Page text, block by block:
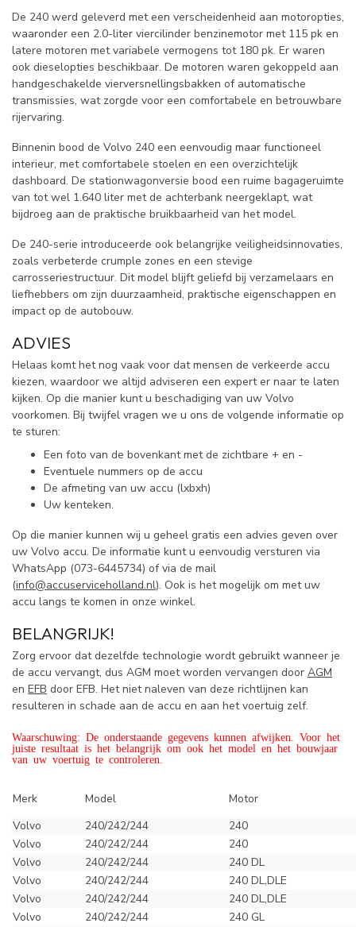
De 240 werd geleverd met een verscheidenheid aan motoropties,
waaronder een 2.0-liter viercilinder benzinemotor met 115 pk en
latere motoren met variabele vermogens tot 180 pk. Er waren
ook dieselopties beschikbaar. De motoren waren gekoppeld aan
handgeschakelde vierversnellingsbakken of automatische
transmissies, wat zorgde voor een comfortabele en betrouwbare
rijervaring.
Binnenin bood de Volvo 240 een eenvoudig maar functioneel
interieur, met comfortabele stoelen en een overzichtelijk
dashboard. De stationwagonversie bood een ruime bagageruimte
van tot wel 1.640 liter met de achterbank neergeklapt, wat
bijdroeg aan de praktische bruikbaarheid van het model.
De 240-serie introduceerde ook belangrijke veiligheidsinnovaties,
zoals verbeterde crumple zones en een stevige
carrosseriestructuur. Dit model blijft geliefd bij verzamelaars en
liefhebbers om zijn duurzaamheid, praktische eigenschappen en
impact op de autobouw.
ADVIES
Helaas komt het nog vaak voor dat mensen de verkeerde accu
kiezen, waardoor we altijd adviseren een expert er naar te laten
kijken. Op die manier kunt u beschadiging van uw Volvo
voorkomen. Bij twijfel vragen we u ons de volgende informatie op
te sturen:
Een foto van de bovenkant met de zichtbare + en -
Eventuele nummers op de accu
De afmeting van uw accu (lxbxh)
Uw kenteken.
Op die manier kunnen wij u geheel gratis een advies geven over
uw Volvo accu. De informatie kunt u eenvoudig versturen via
WhatsApp (073-6445734) of via de mail
(info@accuserviceholland.nl). Ook is het mogelijk om met uw
accu langs te komen in onze winkel.
BELANGRIJK!
Zorg ervoor dat dezelfde technologie wordt gebruikt wanneer je
de accu vervangt, dus AGM moet worden vervangen door AGM
en EFB door EFB. Het niet naleven van deze richtlijnen kan
resulteren in schade aan de accu en aan het voertuig zelf.
Waarschuwing: De onderstaande gegevens kunnen afwijken. Voor het
juiste resultaat is het belangrijk om ook het model en het bouwjaar
van uw voertuig te controleren.
Merk Model
Motor
Volvo
240/242/244
240
Volvo
240/242/244
240
Volvo
240/242/244
240 DL
Volvo
240/242/244
240 DL,DLE
Volvo
240/242/244
240 DL,DLE
Volvo
240/242/244 240 GL